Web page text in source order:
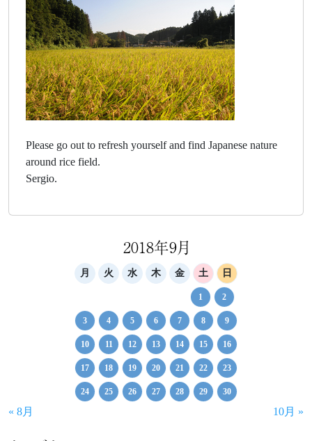
Please go out to refresh yourself and find Japanese nature
around rice field.
Sergio.
2018年9月
月 火 水 木 金 土 日
1 2
3 4 5 6 7 8 9
10 11 12 13 14 15 16
17 18 19 20 21 22 23
24 25 26 27 28 29 30
« 8月 10月 »